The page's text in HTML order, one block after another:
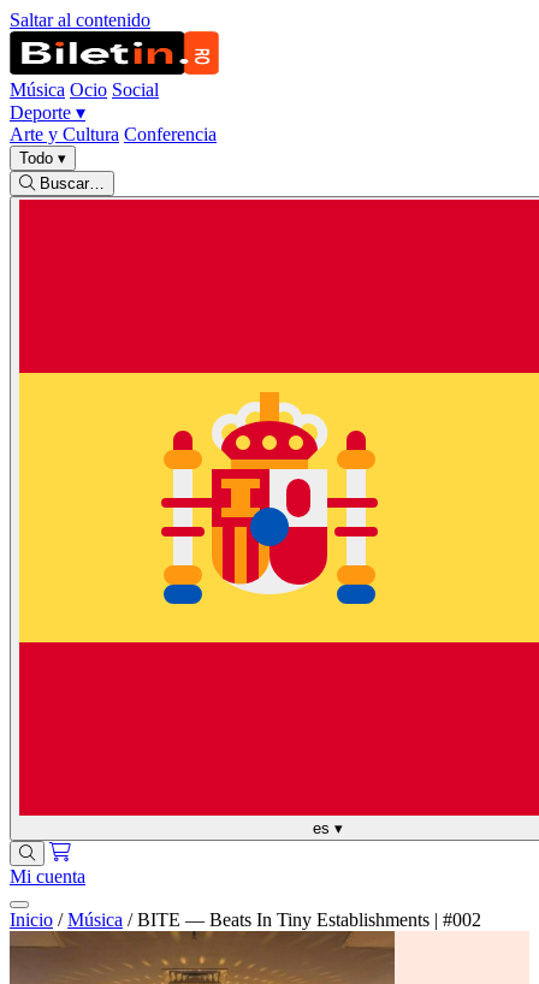
Saltar al contenido
Música Ocio Social
Deporte ▾
Arte y Cultura Conferencia
Todo ▾
Buscar…
es ▾
Mi cuenta
Inicio / Música / BITE — Beats In Tiny Establishments | #002